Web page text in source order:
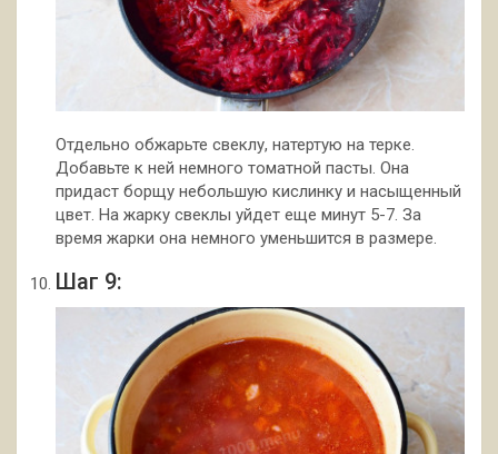
Отдельно обжарьте свеклу, натертую на терке.
Добавьте к ней немного томатной пасты. Она
придаст борщу небольшую кислинку и насыщенный
цвет. На жарку свеклы уйдет еще минут 5-7. За
время жарки она немного уменьшится в размере.
Шаг 9: